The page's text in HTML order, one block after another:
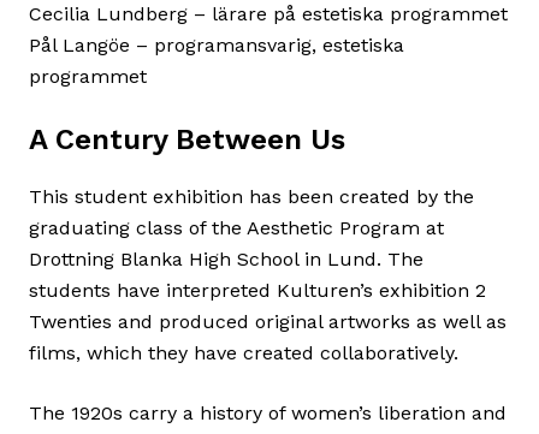
Cecilia Lundberg – lärare på estetiska programmet
Pål Langöe – programansvarig, estetiska
programmet
A Century Between Us
This student exhibition has been created by the
graduating class of the Aesthetic Program at
Drottning Blanka High School in Lund. The
students have interpreted Kulturen’s exhibition 2
Twenties and produced original artworks as well as
films, which they have created collaboratively.
The 1920s carry a history of women’s liberation and